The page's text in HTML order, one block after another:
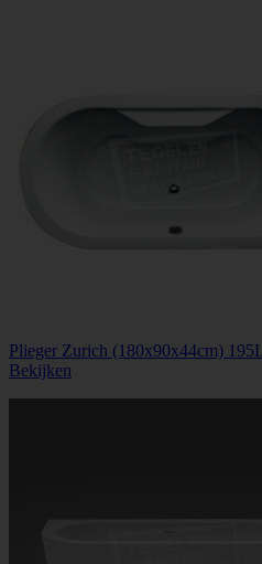
Plieger Zurich (180x90x44cm)
Bekijken